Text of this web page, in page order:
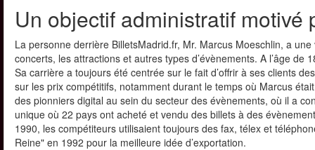
Un objectif administratif motivé
La personne derrière BilletsMadrid.fr, Mr. Marcus Moeschlin, a
concerts, les attractions et autres types d’évènements. A l’âge
Sa carrière a toujours été centrée sur le fait d’offrir à ses clients
sur les prix compétitifs, notamment durant le temps où Marcus
des pionniers digital au sein du secteur des évènements, où il a
unique où 22 pays ont acheté et vendu des billets à des
1990, les compétiteurs utilisaient toujours des fax, télex et
Reine" en 1992 pour la meilleure idée d’exportation.